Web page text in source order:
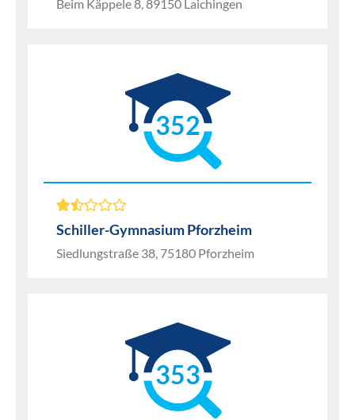
Beim Käppele 8, 89150 Laichingen
352
Schiller-Gymnasium Pforzheim
Siedlungstraße 38, 75180 Pforzheim
353